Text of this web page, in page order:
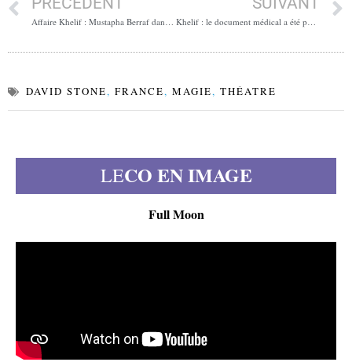
Affaire Khelif : Mustapha Berraf dans le viseur des services algériens ? Khelif : le document médical a été publié, puis contesté. Voici le dossier complet
DAVID STONE, FRANCE, MAGIE, THÉATRE
LECO EN IMAGE
Full Moon